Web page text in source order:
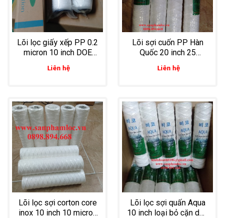
Lõi lọc giấy xếp PP 0.2
micron 10 inch DOE
Clean & Green Hàn
Quốc
Liên hệ
Lõi sợi cuốn PP Hàn
Quốc 20 inch 25
micron lọc tạp chất
trong mực in
Liên hệ
Lõi lọc sợi corton core
inox 10 inch 10 micron
Lõi lọc sợi quấn Aqua
10 inch loại bỏ cặn dầu